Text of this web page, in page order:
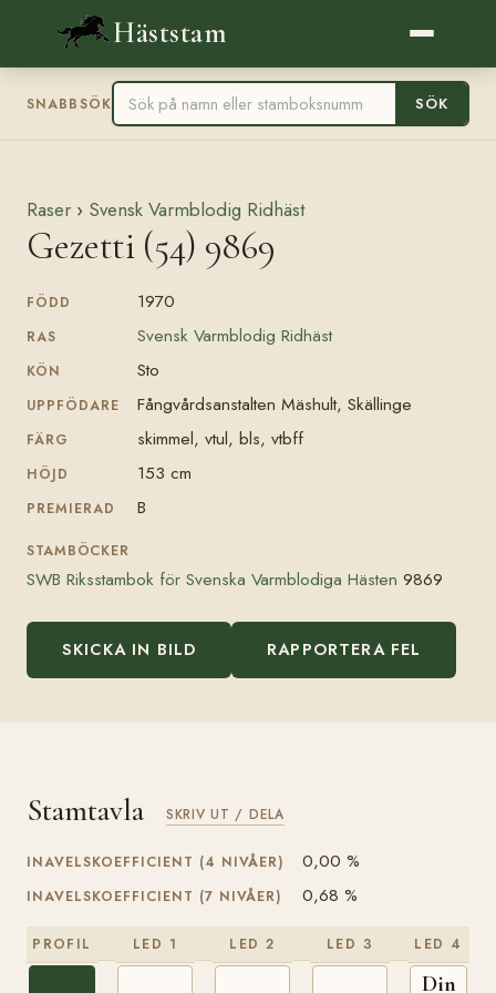
Häststam
SNABBSÖK SÖK
Raser › Svensk Varmblodig Ridhäst
Gezetti (54) 9869
FÖDD 1970
RAS Svensk Varmblodig Ridhäst
KÖN Sto
UPPFÖDARE Fångvårdsanstalten Mäshult, Skällinge
FÄRG skimmel, vtul, bls, vtbff
HÖJD 153 cm
PREMIERAD B
STAMBÖCKER
SWB Riksstambok för Svenska Varmblodiga Hästen 9869
SKICKA IN BILD RAPPORTERA FEL
Stamtavla SKRIV UT / DELA
INAVELSKOEFFICIENT (4 NIVÅER) 0,00 %
INAVELSKOEFFICIENT (7 NIVÅER) 0,68 %
PROFIL LED 1 LED 2 LED 3 LED 4
Dingo